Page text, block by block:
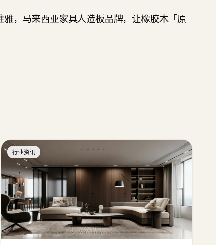
雅，马来西亚家具人造板品牌，让橡胶木「原
行业资讯